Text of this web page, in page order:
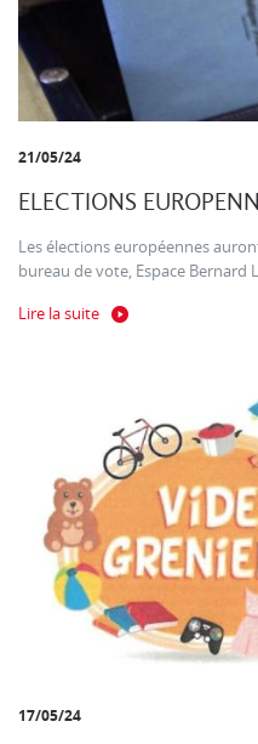
21/05/24
ELECTIONS
Les élections européennes
bureau de vote, Espace Bernard
Lire la suite
17/05/24